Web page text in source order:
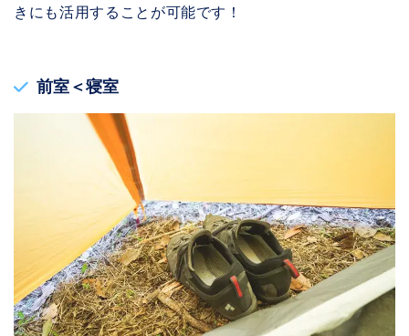
きにも活用することが可能です！
前室＜寝室